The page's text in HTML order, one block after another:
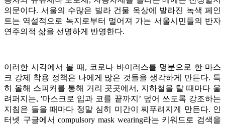
의문이다. 서울의 수많은 빌라 건물 옥상에 발라진 녹색 페인
트는 역설적으로 녹지로부터 멀어져 가는 서울시민들의 반자
연주의적 삶을 선명하게 반영한다.
이러한 시각에서 볼 때, 코로나 바이러스를 명분으로 한 마스
크 강제 착용 정책은 나에게 많은 것들을 생각하게 만든다. 특
히 올해 스피커를 통해 거리 곳곳에서, 지하철을 탈 때마다 울
려퍼지는, '마스크로 입과 코를 끝까지’ 덮어 쓰도록 강조하는
지침은 들을 때마다 정말 심히 미간이 찌푸려지게 만든다. 인
터넷 구글에서 compulsory mask wearing라는 키워드로 검색을